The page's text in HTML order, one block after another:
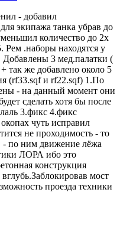
- добавил
экипажа танка убрав до
количество до 2х
Рем .наборы находятся у
3 мед.палатки (
так же добавлено около 5
(rf33.sqf и rf22.sqf) 1.По
- на данный момент они
сделать хотя бы после
3.фикс 4.фикс
чуть исправил
не проходимость - то
- по ним движение лёжа
ЛОРА ибо это
конструкция
мост
проезда техники